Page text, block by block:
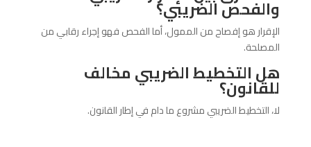
والفحص الضريبي؟
الإقرار هو إفصاح من الممول، أما الفحص فهو إجراء رقابي من
المصلحة.
هل التخطيط الضريبي مخالف
للقانون؟
لا، التخطيط الضريبي مشروع ما دام في إطار القانون.